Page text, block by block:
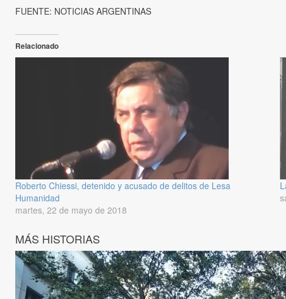
FUENTE: NOTICIAS ARGENTINAS
Relacionado
Roberto Chiessi, detenido y acusado de delitos de Lesa
Humanidad
martes, 22 de mayo de 2018
MÁS HISTORIAS